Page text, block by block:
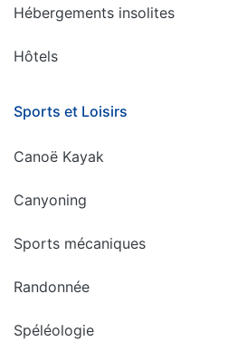
Hébergements insolites
Hôtels
Sports et Loisirs
Canoë Kayak
Canyoning
Sports mécaniques
Randonnée
Spéléologie